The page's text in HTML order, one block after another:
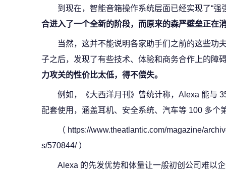
到现在，智能音箱操作系统层面已经实现了“强
合进入了一个全新的阶段，而原来的森严壁垒正在
当然，这并不能说明各家助手们之前的这些功
子之后，发现了有些技术、体验和商务合作上的障
力攻关的性价比太低，得不偿失。
例如，《大西洋月刊》曾统计称，Alexa 能与
配套使用，涵盖耳机、安全系统、汽车等 100 多个
（ https://www.theatlantic.com/magazine/
s/570844/ ）
Alexa 的先发优势和体量让一般初创公司难以